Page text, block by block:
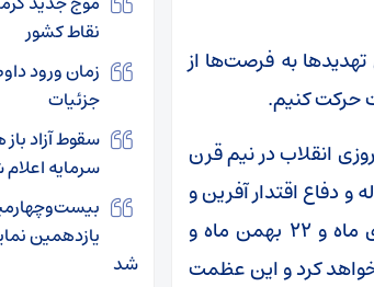
به فرصت‌ها از
حرکت کنیم.
انقلاب در نیم قرن
دفاع اقتدار آفرین و
پرشکوه ملت بزرگ ایران در جنگ ۱۲ روزه، این رویدادهای شگفت‌انگیز ۲۲ دی ماه و ۲۲ بهمن ماه و
و خواهد کرد و این عظمت
نقاط کشور
زمان ورود
جزئیات
سقوط آزاد باز
سرمایه
یازدهمین
شد